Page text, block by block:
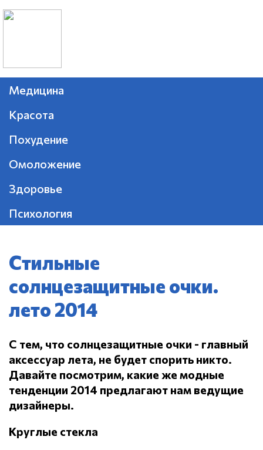
Медицина
Красота
Похудение
Омоложение
Здоровье
Психология
Стильные
солнцезащитные очки.
лето 2014
С тем, что солнцезащитные очки - главный
аксессуар лета, не будет спорить никто.
Давайте посмотрим, какие же модные
тенденции 2014 предлагают нам ведущие
дизайнеры.
Круглые стекла